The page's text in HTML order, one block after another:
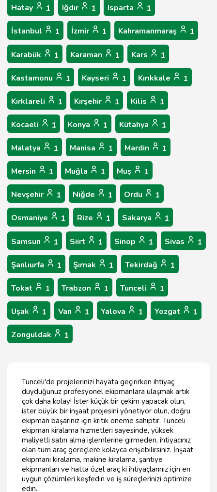
Hatay 1 Iğdır 1 Isparta 1
İstanbul 1 İzmir 1 Kahramanmaraş 1
Karabük 1 Karaman 1 Kars 1
Kastamonu 1 Kayseri 1 Kırıkkale 1
Kırklareli 1 Kırşehir 1 Kilis 1
Kocaeli 1 Konya 1 Kütahya 1
Malatya 1 Manisa 1 Mardin 1
Mersin 1 Muğla 1 Muş 1
Nevşehir 1 Niğde 1 Ordu 1
Osmaniye 1 Rize 1 Sakarya 1
Samsun 1 Siirt 1 Sinop 1 Sivas 1
Şanlıurfa 1 Şırnak 1 Tekirdağ 1
Tokat 1 Trabzon 1 Tunceli 1
Uşak 1 Van 1 Yalova 1 Yozgat 1
Zonguldak 1
Tunceli'de projelerinizi hayata geçirirken ihtiyaç
duyduğunuz profesyonel ekipmanlara ulaşmak artık
çok daha kolay! İster küçük bir çekim yapacak olun,
ister büyük bir inşaat projesini yönetiyor olun, doğru
ekipman başarınız için kritik öneme sahiptir. Tunceli
ekipman kiralama hizmetleri sayesinde, yüksek
maliyetli satın alma işlemlerine girmeden, ihtiyacınız
olan tüm araç gereçlere kolayca erişebilirsiniz. İnşaat
ekipmanı kiralama, makine kiralama, şantiye
ekipmanları ve hatta özel araç ki ihtiyaçlarınız için en
uygun çözümleri keşfedin ve iş süreçlerinizi optimize
edin.